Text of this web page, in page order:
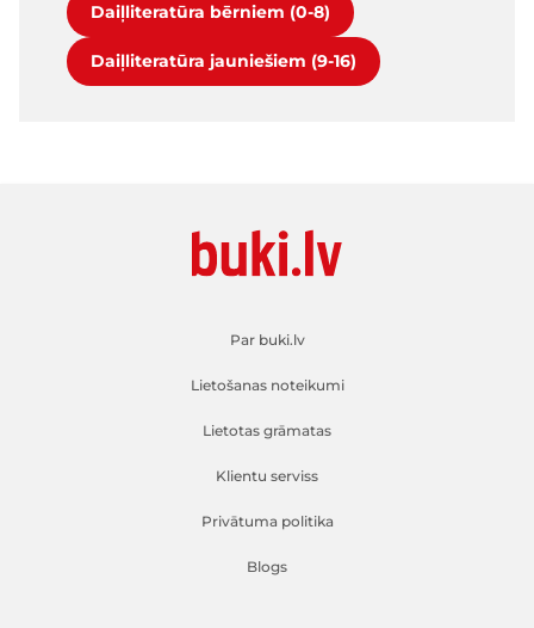
Daiļliteratūra bērniem (0-8)
Daiļliteratūra jauniešiem (9-16)
Par buki.lv
Lietošanas noteikumi
Lietotas grāmatas
Klientu serviss
Privātuma politika
Blogs